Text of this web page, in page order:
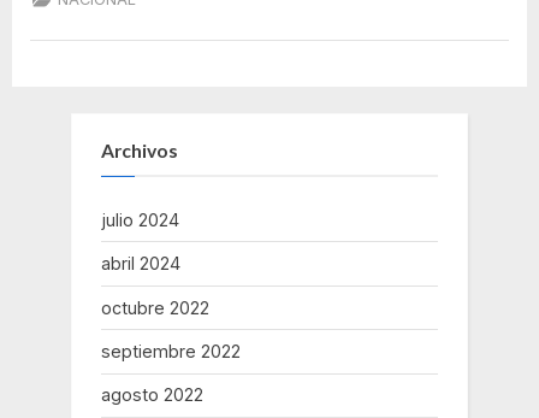
con
embarazo
por
Ecuador”
Archivos
julio 2024
abril 2024
octubre 2022
septiembre 2022
agosto 2022